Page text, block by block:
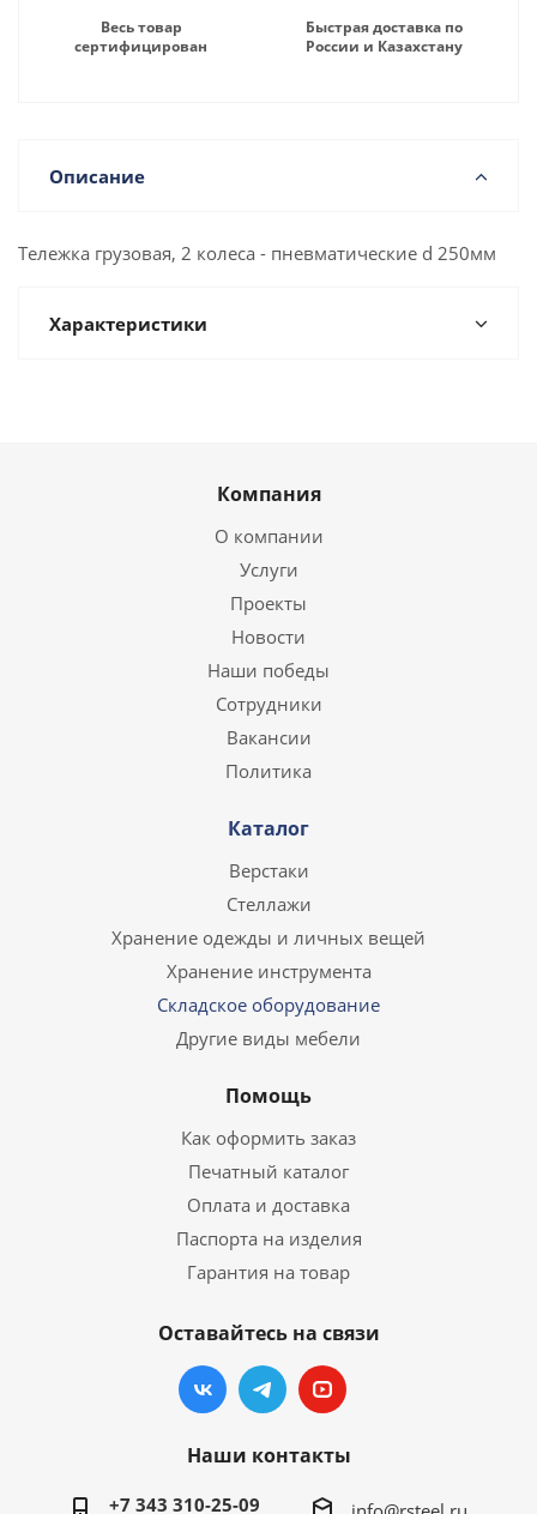
Весь товар
сертифицирован
Быстрая доставка по
России и Казахстану
Описание
Тележка грузовая, 2 колеса - пневматические d 250мм
Характеристики
Компания
О компании
Услуги
Проекты
Новости
Наши победы
Сотрудники
Вакансии
Политика
Каталог
Верстаки
Стеллажи
Хранение одежды и личных вещей
Хранение инструмента
Складское оборудование
Другие виды мебели
Помощь
Как оформить заказ
Печатный каталог
Оплата и доставка
Паспорта на изделия
Гарантия на товар
Оставайтесь на связи
Наши контакты
+7 343 310-25-09